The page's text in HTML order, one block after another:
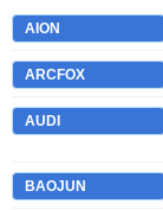
AION
ARCFOX
AUDI
BAOJUN